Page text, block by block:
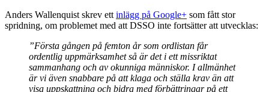
Anders Wallenquist skrev ett inlägg på Google+ som fått stor
spridning, om problemet med att DSSO inte fortsätter att utvecklas:
”Första gången på femton år som ordlistan får
ordentlig uppmärksamhet så är det i ett missriktat
sammanhang och av okunniga människor. I allmänhet
är vi även snabbare på att klaga och ställa krav än att
visa uppskattning och bidra med förbättringar på ett